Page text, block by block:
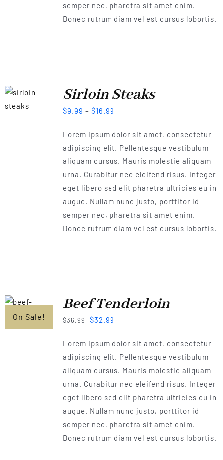
semper nec, pharetra sit amet enim.
Donec rutrum diam vel est cursus lobortis.
Sirloin Steaks
$9.99 – $16.99
Lorem ipsum dolor sit amet, consectetur
adipiscing elit. Pellentesque vestibulum
aliquam cursus. Mauris molestie aliquam
urna. Curabitur nec eleifend risus. Integer
eget libero sed elit pharetra ultricies eu in
augue. Nullam nunc justo, porttitor id
semper nec, pharetra sit amet enim.
Donec rutrum diam vel est cursus lobortis.
On Sale!
Beef Tenderloin
$36.99 $32.99
Lorem ipsum dolor sit amet, consectetur
adipiscing elit. Pellentesque vestibulum
aliquam cursus. Mauris molestie aliquam
urna. Curabitur nec eleifend risus. Integer
eget libero sed elit pharetra ultricies eu in
augue. Nullam nunc justo, porttitor id
semper nec, pharetra sit amet enim.
Donec rutrum diam vel est cursus lobortis.